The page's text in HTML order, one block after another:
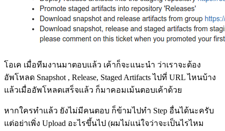
โอเค เมื่อทีมงานมาตอบแล้ว เค้าก็จะแนะนำ ว่าเราจะต้อง
อัพโหลด Snapshot , Release, Staged Artifacts ไปที่ URL ไหนบ้าง
แล้วเมื่ออัพโหลดเสร็จแล้ว ก็มาคอมเม้นตอบเค้าด้วย
หากใครทำแล้ว ยังไม่มีคนตอบ ก็ข้ามไปทำ Step อื่นได้นะครับ
แต่อย่าเพิ่ง Upload อะไรขึ้นไป (ผมไม่แน่ใจว่าจะเป็นไรไหม